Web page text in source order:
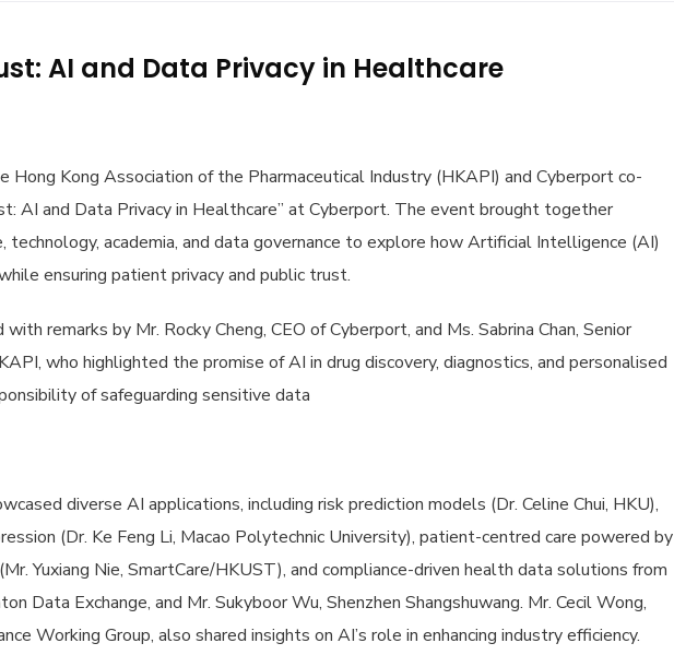
AI and Data Privacy in Healthcare
Kong Association of the Pharmaceutical Industry (HKAPI) and Cyberport co-
AI and Data Privacy in Healthcare” at Cyberport. The event brought together
technology, academia, and data governance to explore how Artificial Intelligence (AI)
ensuring patient privacy and public trust.
remarks by Mr. Rocky Cheng, CEO of Cyberport, and Ms. Sabrina Chan, Senior
who highlighted the promise of AI in drug discovery, diagnostics, and personalised
of safeguarding sensitive data
diverse AI applications, including risk prediction models (Dr. Celine Chui, HKU),
(Dr. Ke Feng Li, Macao Polytechnic University), patient-centred care powered by
Yuxiang Nie, SmartCare/HKUST), and compliance-driven health data solutions from
Data Exchange, and Mr. Sukyboor Wu, Shenzhen Shangshuwang. Mr. Cecil Wong,
Working Group, also shared insights on AI’s role in enhancing industry efficiency.